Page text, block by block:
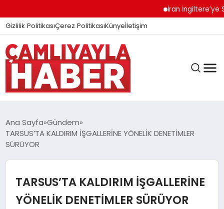
İran İngiltere’ye Sert
Gizlilik PolitikasıÇerez PolitikasıKünyeİletişim
GÜNDEM
DÜNYA
Ana Sayfa Gündem
TARSUS’TA KALDIRIM İŞGALLERİNE YÖNELİK DENETİMLER
SÜRÜYOR
TARSUS’TA KALDIRIM İŞGALLERİNE
YÖNELİK DENETİMLER SÜRÜYOR